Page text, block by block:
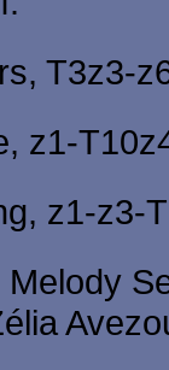
T3z3-
z1-
z1-z3-